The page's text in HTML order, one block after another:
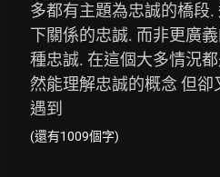
多都有主題為忠誠的橋段
下關係的忠誠. 而非更廣
種忠誠. 在這個大多情況
然能理解忠誠的概念 但
遇到
(還有1009個字)